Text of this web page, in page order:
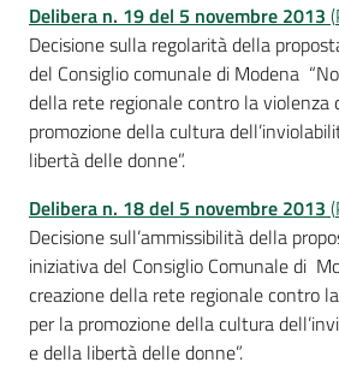
Delibera n. 19 del 5 novembre 2013 (
Decisione sulla regolarità della
del Consiglio comunale di Modena
della rete regionale contro la violenza
promozione della cultura
libertà delle donne”.
Delibera n. 18 del 5 novembre 2013 (
Decisione sull’ammissibilità della
iniziativa del Consiglio Comunale di
creazione della rete regionale contro
per la promozione della cultura
e della libertà delle donne”.